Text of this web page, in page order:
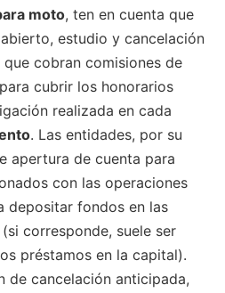
moto, ten en cuenta que
estudio y cancelación
cobran comisiones de
cubrir los honorarios
realizada en cada
. Las entidades, por su
apertura de cuenta para
con las operaciones
depositar fondos en las
corresponde, suele ser
préstamos en la capital).
de cancelación anticipada,